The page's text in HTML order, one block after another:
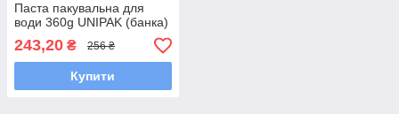
Паста пакувальна для
води 360g UNIPAK (банка)
243,20 ₴ 256 ₴
Купити